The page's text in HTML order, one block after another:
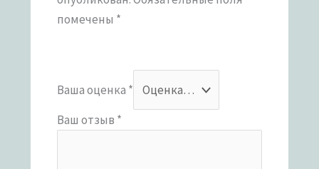
помечены *
Ваша оценка *
Ваш отзыв *